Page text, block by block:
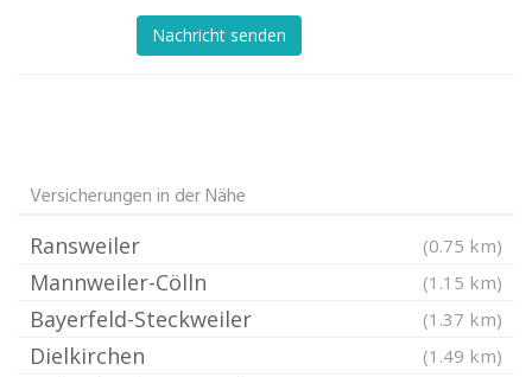
Nachricht senden
Versicherungen in der Nähe
Ransweiler (0.75 km)
Mannweiler-Cölln (1.15 km)
Bayerfeld-Steckweiler (1.37 km)
Dielkirchen (1.49 km)